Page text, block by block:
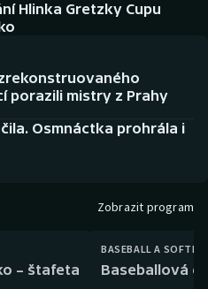
Hlinka Gretzky Cupu
porazili mistry z Prahy
Osmnáctka prohrála i
Zobrazit program
– štafeta
BASEBALL A
Baseballová